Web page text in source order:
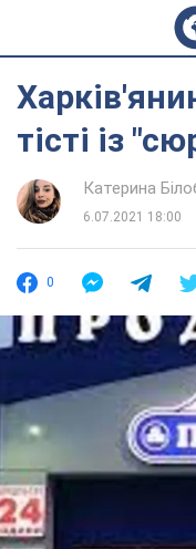
тісті із
Катерина
6.07.2021 18:00
0